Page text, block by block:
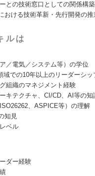
との技術窓口としての関係構築
おける技術革新・先行開発の推
ルは
／電気／システム等）の学位
域での10年以上のリーダーシッ
組織のマネジメント経験
キテクチャ、CI/CD、AI等の知
、ASPICE等）の理解
知見
ベル
ダー経験